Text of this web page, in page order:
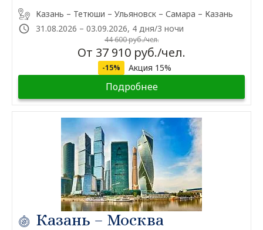
Казань – Тетюши – Ульяновск – Самара – Казань
31.08.2026 – 03.09.2026, 4 дня/3 ночи
44 600 руб./чел.
От 37 910 руб./чел.
-15% Акция 15%
Подробнее
Казань – Москва